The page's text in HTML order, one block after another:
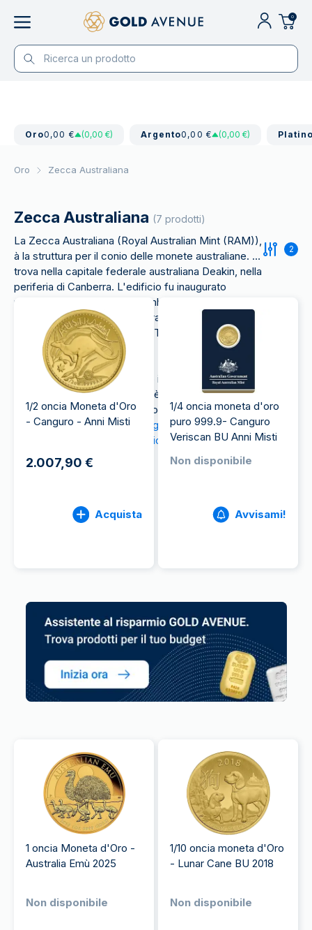
0
Oro0,00 € (0,00 €) Argento0,00 € (0,00 €)
Oro Zecca Australiana
Zecca Australiana (7 prodotti)
La Zecca Australiana (Royal Australian Mint (RAM)),
à la struttura per il conio delle monete australiane. Si
trova nella capitale federale australiana Deakin, nella
periferia di Canberra. L'edificio fu inaugurato
ufficialmente dal duca di Edimburgo il 22 febbraio
1965. Fu la prima Zecca Australiana a non essere un
ramo dellaZecca Britannica
(The Royal Mint) di
Londra.
L'unico altro centro operativo in Australia è quello
di Perth. Inaugurato nel 1899, è utilizzato
principalmente per la produzione di monete in
metallo prezioso come il
Canguro d'oroo
monete d'oro del Calendario Lunare.
2
1/2 oncia Moneta d'Oro
- Canguro - Anni Misti
2.007,90 €
Acquista
1/4 oncia moneta d'oro
puro 999.9- Canguro
Veriscan BU Anni Misti
Non disponibile
Avvisami!
1 oncia Moneta d'Oro -
Australia Emù 2025
Non disponibile
1/10 oncia moneta d'Oro
- Lunar Cane BU 2018
Non disponibile